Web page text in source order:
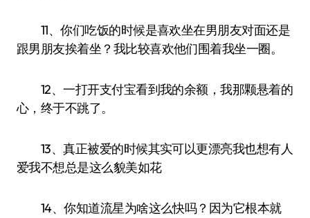
11、你们吃饭的时候是喜欢坐在男朋友对面还是
跟男朋友挨着坐？我比较喜欢他们围着我坐一圈。
12、一打开支付宝看到我的余额，我那颗悬着的
心，终于不跳了。
13、真正被爱的时候其实可以更漂亮我也想有人
爱我不想总是这么貌美如花
14、你知道流星为啥这么快吗？因为它根本就